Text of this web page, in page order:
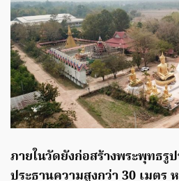
ภายในวัดยังก่อสร้างพระพุทธรู
ประธานความสูงกว่า 30 เมตร